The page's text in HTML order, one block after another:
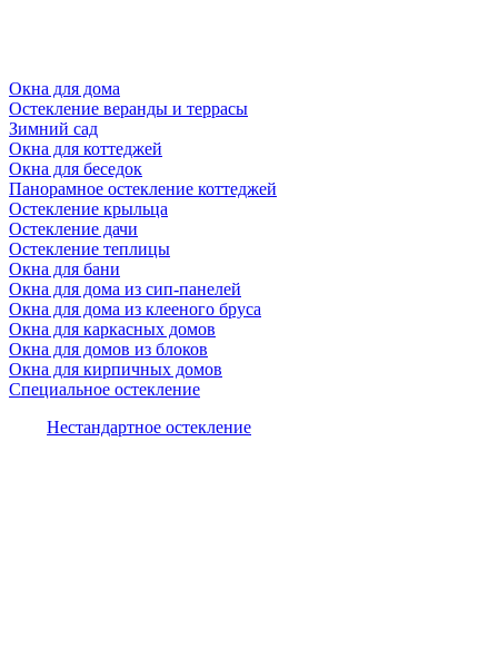
Окна для дома
Остекление веранды и террасы
Зимний сад
Окна для коттеджей
Окна для беседок
Панорамное остекление коттеджей
Остекление крыльца
Остекление дачи
Остекление теплицы
Окна для бани
Окна для дома из сип-панелей
Окна для дома из клееного бруса
Окна для каркасных домов
Окна для домов из блоков
Окна для кирпичных домов
Специальное остекление
Нестандартное остекление